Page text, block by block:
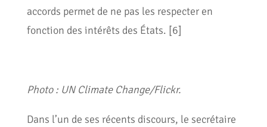
accords permet de ne pas les respecter en
fonction des intérêts des États. [6]
Photo : UN Climate Change/Flickr.
Dans l’un de ses récents discours, le secrétaire